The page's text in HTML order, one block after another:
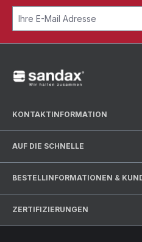
KONTAKTINFORMATION
AUF DIE SCHNELLE
BESTELLINFORMATIONEN &
ZERTIFIZIERUNGEN